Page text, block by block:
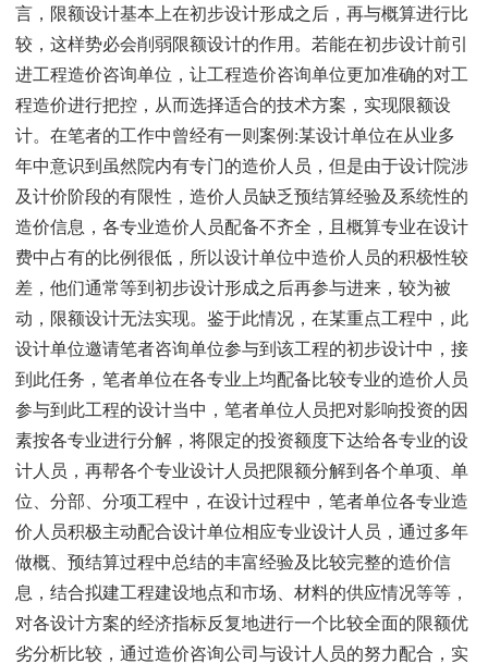
言，限额设计基本上在初步设计形成之后，再与概算进行比
较，这样势必会削弱限额设计的作用。若能在初步设计前引
进工程造价咨询单位，让工程造价咨询单位更加准确的对工
程造价进行把控，从而选择适合的技术方案，实现限额设
计。在笔者的工作中曾经有一则案例:某设计单位在从业多
年中意识到虽然院内有专门的造价人员，但是由于设计院涉
及计价阶段的有限性，造价人员缺乏预结算经验及系统性的
造价信息，各专业造价人员配备不齐全，且概算专业在设计
费中占有的比例很低，所以设计单位中造价人员的积极性较
差，他们通常等到初步设计形成之后再参与进来，较为被
动，限额设计无法实现。鉴于此情况，在某重点工程中，此
设计单位邀请笔者咨询单位参与到该工程的初步设计中，接
到此任务，笔者单位在各专业上均配备比较专业的造价人员
参与到此工程的设计当中，笔者单位人员把对影响投资的因
素按各专业进行分解，将限定的投资额度下达给各专业的设
计人员，再帮各个专业设计人员把限额分解到各个单项、单
位、分部、分项工程中，在设计过程中，笔者单位各专业造
价人员积极主动配合设计单位相应专业设计人员，通过多年
做概、预结算过程中总结的丰富经验及比较完整的造价信
息，结合拟建工程建设地点和市场、材料的供应情况等等，
对各设计方案的经济指标反复地进行一个比较全面的限额优
劣分析比较，通过造价咨询公司与设计人员的努力配合，实